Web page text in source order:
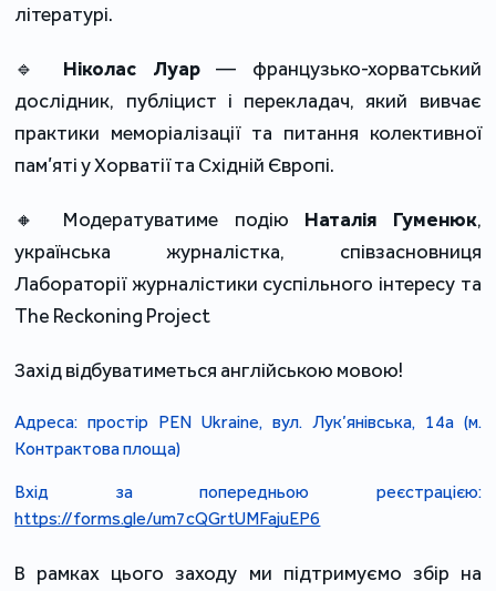
літературі.
🔹 Ніколас Луар — французько-хорватський
дослідник, публіцист і перекладач, який вивчає
практики меморіалізації та питання колективної
пам’яті у Хорватії та Східній Європі.
🔸 Модератуватиме подію Наталія Гуменюк,
українська журналістка, співзасновниця
Лабораторії журналістики суспільного інтересу та
The Reckoning Project
Захід відбуватиметься англійською мовою!
Адреса: простір PEN Ukraine, вул. Лук’янівська, 14а (м.
Контрактова площа)
Вхід за попередньою реєстрацією:
https://forms.gle/um7cQGrtUMFajuEP6
В рамках цього заходу ми підтримуємо збір на